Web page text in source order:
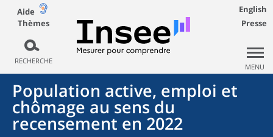
Aide
Thèmes
RECHERCHE
English
Presse
MENU
Population active, emploi et
chômage au sens du
recensement en 2022